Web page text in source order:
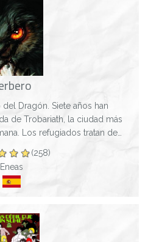
Siete años han
de Trobariath, la ciudad más
Los refugiados tratan de
(258)
Eneas